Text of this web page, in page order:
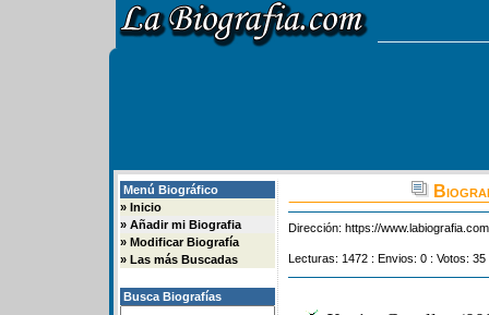
Menú Biográfico
» Inicio
» Añadir mi Biografia
» Modificar Biografía
» Las más Buscadas
Busca Biografías
Dirección: https://
Lecturas: 1472 : Envios: 0 : Votos: